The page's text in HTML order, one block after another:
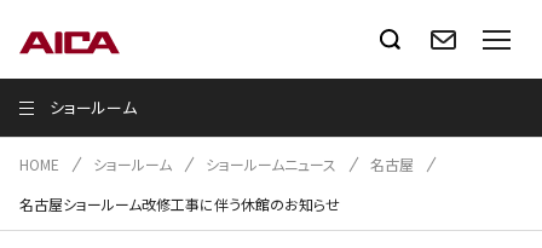
ショールーム
HOME ショールーム ショールームニュース
名古屋
名古屋ショールーム改修工事に伴う休館のお知らせ